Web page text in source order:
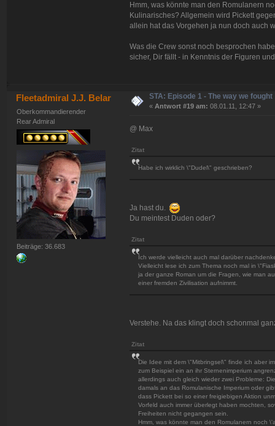
Hmm, was könnte man den Romulanern
Kulinarisches? Allgemein wird Pickett
allein hat das Vorgehen ja nun doch auch
Was die Crew sonst noch besprochen
sicher, Dir fällt - in Kenntnis der Figuren
Fleetadmiral J.J. Belar
Oberkommandierender
Rear Admiral
Beiträge: 36.683
STA: Episode 1 - The way we fought
« Antwort #19 am: 08.01.11, 12:47 »
@ Max
Zitat
Habe ich wirklich \"Dudel\" geschrieben?
Ja hast du.
Du meintest Duden oder?
Zitat
Ich werde vielleicht auch mal darüber
Vielleicht lese ich zum Thema noch mal in
ja der ganze Roman um die Fragen, wie man
einer fremden Zivilisation aufnimmt.
Verstehe. Na das klingt doch schonmal
Zitat
Die Idee mit dem \"Mitbringsel\" finde ich aber
zum Beispiel ein an ihr Sternenimperium
allerdings auch gleich wieder zwei Probleme:
damals an das Romulanische Imperium oder
dass Pickett bei so einer freigiebigen Aktion
Vorfeld auch immer überlegt haben mochten,
Freiheiten nicht gegangen sein.
Hmm, was könnte man den Romulanern noch